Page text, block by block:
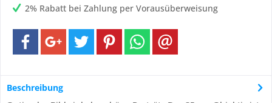
2% Rabatt bei Zahlung per Vorausüberweisung
Beschreibung